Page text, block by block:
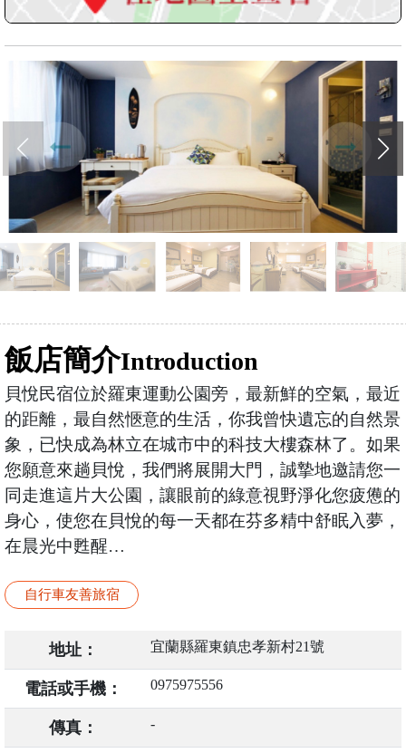
飯店簡介Introduction
貝悅民宿位於羅東運動公園旁，最新鮮的空氣，最近
的距離，最自然愜意的生活，你我曾快遺忘的自然景
象，已快成為林立在城市中的科技大樓森林了。如果
您願意來趟貝悅，我們將展開大門，誠摯地邀請您一
同走進這片大公園，讓眼前的綠意視野淨化您疲憊的
身心，使您在貝悅的每一天都在芬多精中舒眠入夢，
在晨光中甦醒…
自行車友善旅宿
地址： 宜蘭縣羅東鎮忠孝新村21號
電話或手機： 0975975556
傳真： -